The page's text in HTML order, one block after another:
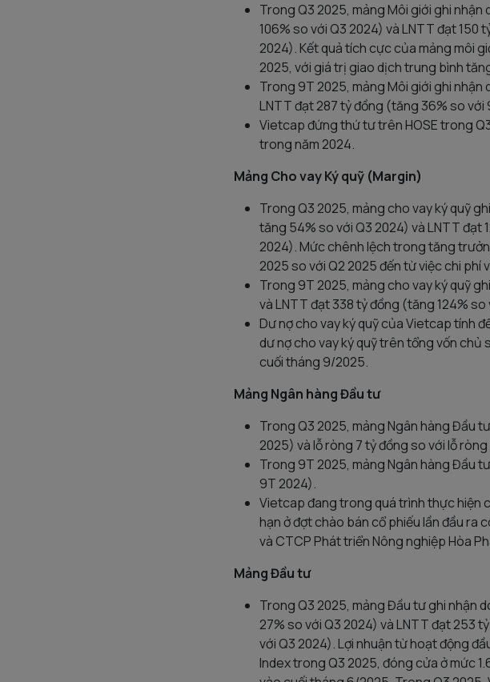
Trong Q3 2025, mảng Môi giới ghi
106% so với Q3 2024) và LNTT đạt 150
2024). Kết quả tích cực của mảng môi
2025, với giá trị giao dịch trung bình
Trong 9T 2025, mảng Môi giới ghi
LNTT đạt 287 tỷ đồng (tăng 36% so với
Vietcap đứng thứ tư trên HOSE trong
trong năm 2024.
Mảng Cho vay Ký quỹ (Margin)
Trong Q3 2025, mảng cho vay ký quỹ
tăng 54% so với Q3 2024) và LNTT đạt
2024). Mức chênh lệch trong tăng
2025 so với Q2 2025 đến từ việc chi phí
Trong 9T 2025, mảng cho vay ký quỹ
và LNTT đạt 338 tỷ đồng (tăng 124%
Dư nợ cho vay ký quỹ của Vietcap tính
dư nợ cho vay ký quỹ trên tổng vốn chủ
cuối tháng 9/2025.
Mảng Ngân hàng Đầu tư
Trong Q3 2025, mảng Ngân hàng Đầu
2025) và lỗ ròng 7 tỷ đồng so với lỗ
Trong 9T 2025, mảng Ngân hàng Đầu
9T 2024).
Vietcap đang trong quá trình thực hiện
hạn ở đợt chào bán cổ phiếu lần đầu ra
và CTCP Phát triển Nông nghiệp Hòa
Mảng Đầu tư
Trong Q3 2025, mảng Đầu tư ghi nhận
27% so với Q3 2024) và LNTT đạt 253
với Q3 2024). Lợi nhuận từ hoạt động
Index trong Q3 2025, đóng cửa ở mức